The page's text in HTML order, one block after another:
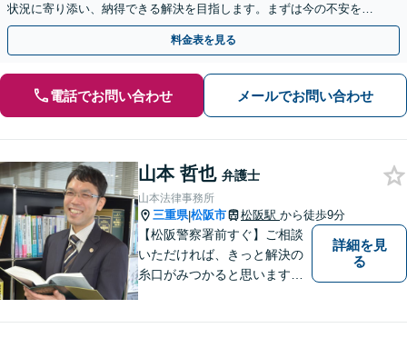
状況に寄り添い、納得できる解決を目指します。まずは今の不安をお
聞かせください【メール・WEB相談可】
料金表を見る
電話でお問い合わせ メールでお問い合わせ
山本 哲也 弁護士
山本法律事務所
三重県|松阪市 松阪駅 から徒歩9分
【松阪警察署前すぐ】ご相談
いただければ、きっと解決の
糸口がみつかると思います。
詳細を見
る